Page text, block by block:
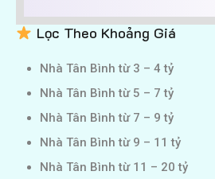
Lọc Theo Khoảng Giá
Nhà Tân Bình từ 3 – 4 tỷ
Nhà Tân Bình từ 5 – 7 tỷ
Nhà Tân Bình từ 7 – 9 tỷ
Nhà Tân Bình từ 9 – 11 tỷ
Nhà Tân Bình từ 11 – 20 tỷ